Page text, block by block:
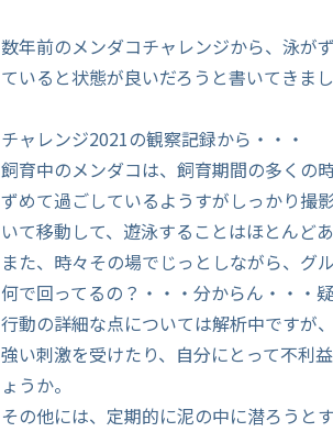
数年前のメンダコチャレンジから、泳が
ていると状態が良いだろうと書いてきま
チャレンジ2021の観察記録から・・・
飼育中のメンダコは、飼育期間の多くの
ずめて過ごしているようすがしっかり撮
いて移動して、遊泳することはほとんど
また、時々その場でじっとしながら、グ
何で回ってるの？・・・分からん・・・
行動の詳細な点については解析中ですが
強い刺激を受けたり、自分にとって不利
ょうか。
その他には、定期的に泥の中に潜ろうと